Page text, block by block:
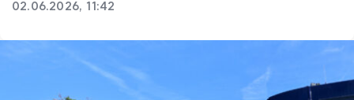
02.06.2026, 11:42